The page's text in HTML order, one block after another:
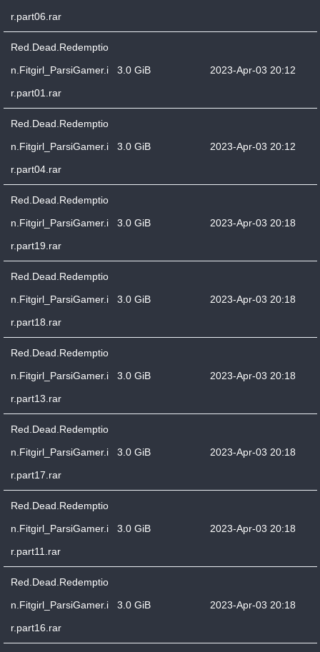
r.part06.rar
Red.Dead.Redemptio
n.Fitgirl_ParsiGamer.i
r.part01.rar
3.0 GiB 2023-Apr-03 20:12
Red.Dead.Redemptio
n.Fitgirl_ParsiGamer.i
r.part04.rar
3.0 GiB 2023-Apr-03 20:12
Red.Dead.Redemptio
n.Fitgirl_ParsiGamer.i
r.part19.rar
3.0 GiB 2023-Apr-03 20:18
Red.Dead.Redemptio
n.Fitgirl_ParsiGamer.i
r.part18.rar
3.0 GiB 2023-Apr-03 20:18
Red.Dead.Redemptio
n.Fitgirl_ParsiGamer.i
r.part13.rar
3.0 GiB 2023-Apr-03 20:18
Red.Dead.Redemptio
n.Fitgirl_ParsiGamer.i
r.part17.rar
3.0 GiB 2023-Apr-03 20:18
Red.Dead.Redemptio
n.Fitgirl_ParsiGamer.i
r.part11.rar
3.0 GiB 2023-Apr-03 20:18
Red.Dead.Redemptio
n.Fitgirl_ParsiGamer.i
r.part16.rar
3.0 GiB 2023-Apr-03 20:18